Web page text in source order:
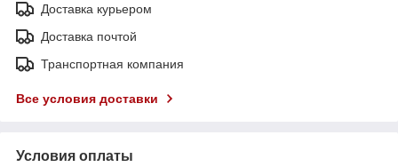
Доставка курьером
Доставка почтой
Транспортная компания
Все условия доставки
Условия оплаты